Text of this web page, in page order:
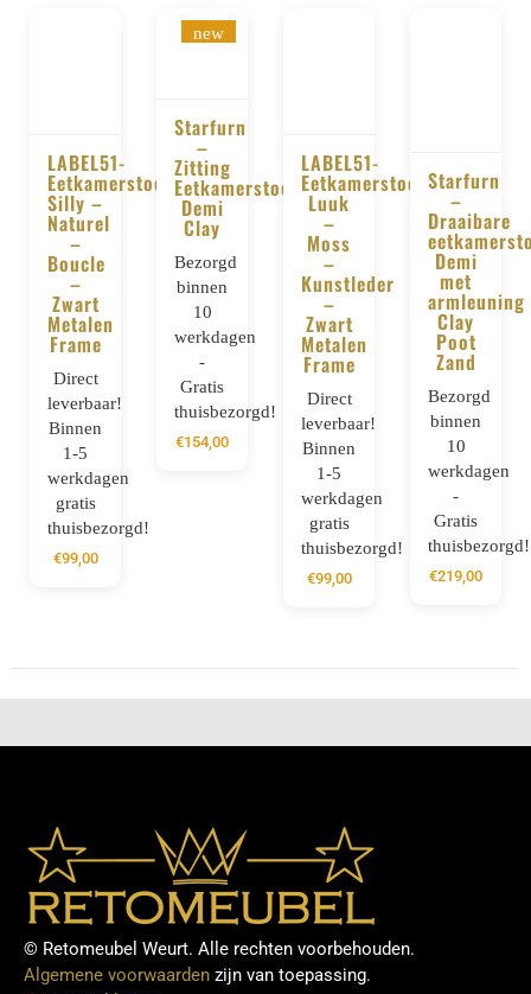
BESTELLEN
LABEL51-
Eetkamerstoel
Silly –
Naturel
–
Boucle
–
Zwart
Metalen
Frame
Direct
leverbaar!
Binnen
1-5
werkdagen
gratis
thuisbezorgd!
€99,00
BESTELLEN
new
Starfurn
–
Zitting
Eetkamerstoel
Demi
Clay
Bezorgd
binnen
10
werkdagen
-
Gratis
thuisbezorgd!
€154,00
BESTELLEN
LABEL51-
Eetkamerstoel
Luuk
–
Moss
–
Kunstleder
–
Zwart
Metalen
Frame
Direct
leverbaar!
Binnen
1-5
werkdagen
gratis
thuisbezorgd!
€99,00
BESTELLEN
Starfurn
–
Draaibare
Demi
met
armleuning
Clay
Poot
Zand
Bezorgd
binnen
10
werkdagen
-
Gratis
thuisbezorgd!
€219,00
© Retomeubel Weurt. Alle rechten voorbehouden.
Algemene voorwaarden zijn van toepassing.